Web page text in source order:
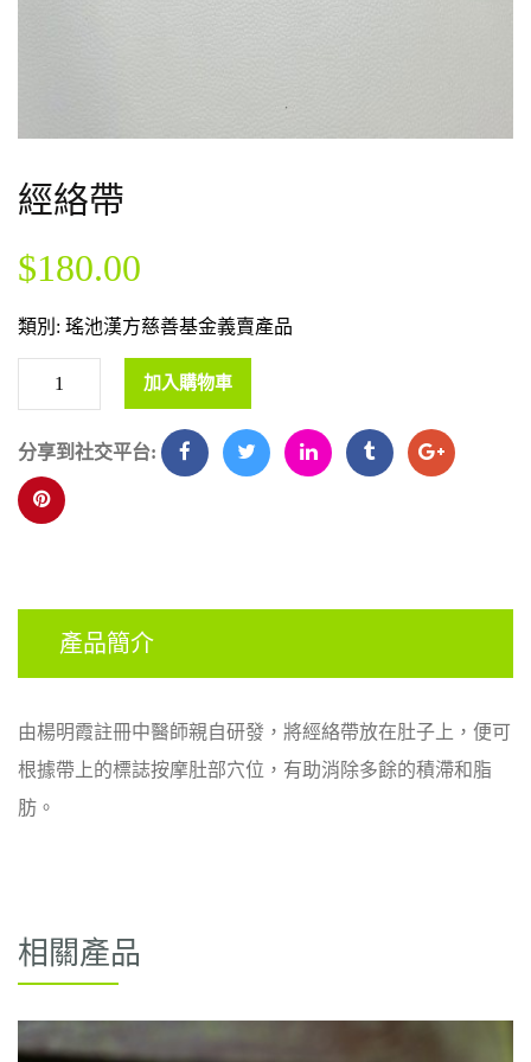
經絡帶
$180.00
類別: 瑤池漢方慈善基金義賣產品
加入購物車
分享到社交平台:
產品簡介
由楊明霞註冊中醫師親自研發，將經絡帶放在肚子上，便可
根據帶上的標誌按摩肚部穴位，有助消除多餘的積滯和脂
肪。
相關產品